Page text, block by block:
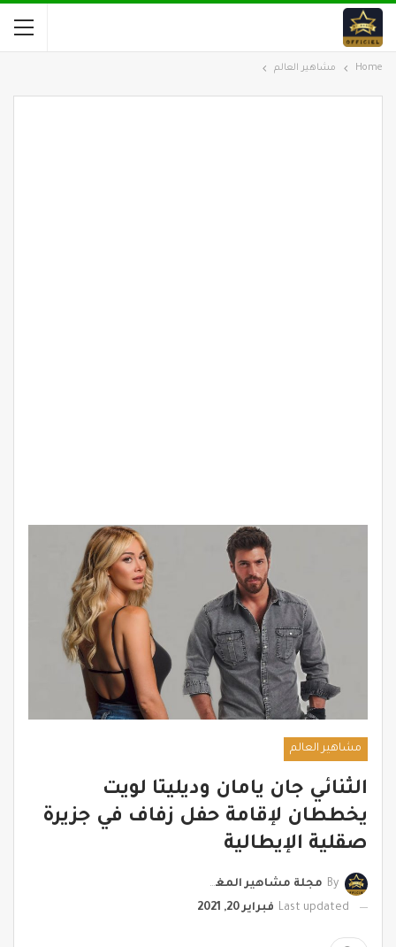
Home مشاهير العالم
مشاهير العالم
الثنائي جان يامان وديليتا لويت
يخططان لإقامة حفل زفاف في جزيرة
صقلية الإيطالية
By مجلة مشاهير المغرب
Last updated فبراير 20, 2021